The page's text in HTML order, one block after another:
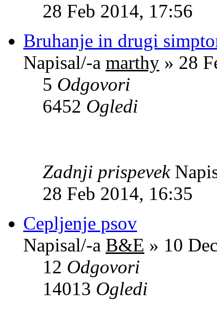
28 Feb 2014, 17:56
Bruhanje in drugi
Napisal/-a marthy » 28
5 Odgovori
6452 Ogledi
Zadnji prispevek
28 Feb 2014, 16:35
Cepljenje psov
Napisal/-a B&E » 10
12 Odgovori
14013 Ogledi